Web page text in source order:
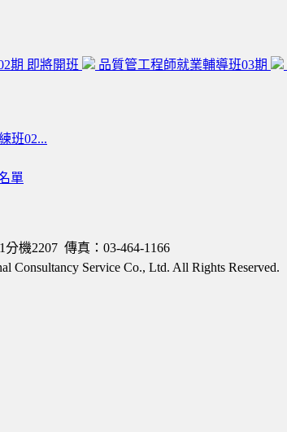
期 即將開班 品質管工程師就業輔導班03期
班02...
單
機2207 傳真：03-464-1166
Service Co., Ltd. All Rights Reserved.